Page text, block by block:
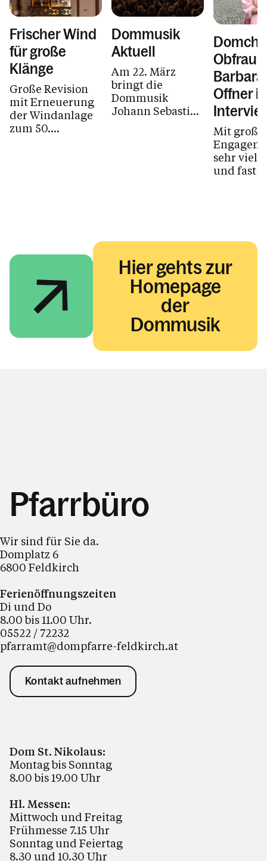
Frischer Wind
für große
Klänge
Große Revision
mit Erneuerung
der Windanlage
zum 50.
Dommusik
Aktuell
Am 22. März
bringt die
Dommusik
Johann Sebastian
Obfrau
Barbara
Offner
Mit
sehr viel
und fast
Hier gehts zur
Homepage
der
Dommusik
Pfarrbüro
Wir sind für Sie da.
Domplatz 6
6800 Feldkirch
Ferienöffnungszeiten
Di und Do
8.00 bis 11.00 Uhr.
05522 / 72232
pfarramt@dompfarre-feldkirch.at
Kontakt aufnehmen
Dom St. Nikolaus:
Montag bis Sonntag
8.00 bis 19.00 Uhr
Hl. Messen:
Mittwoch und Freitag
Frühmesse 7.15 Uhr
Sonntag und Feiertag
8.30 und 10.30 Uhr